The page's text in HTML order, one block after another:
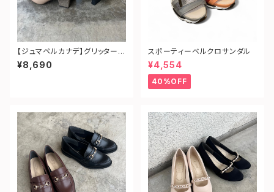
【ジュマペルカナデ】グリッターヒ
ールVカットパンプス
¥8,690
スポーティーベルクロサンダル
¥4,554
40%OFF